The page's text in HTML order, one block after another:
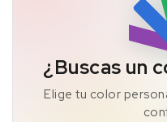
¿Buscas un
Elige tu color